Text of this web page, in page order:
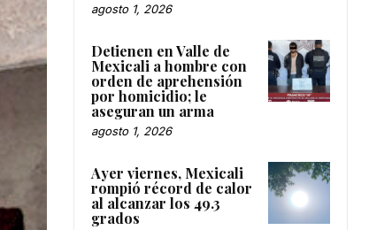
agosto 1, 2026
Detienen en Valle de
Mexicali a hombre con
orden de aprehensión
por homicidio; le
aseguran un arma
agosto 1, 2026
Ayer viernes, Mexicali
rompió récord de calor
al alcanzar los 49.3
grados